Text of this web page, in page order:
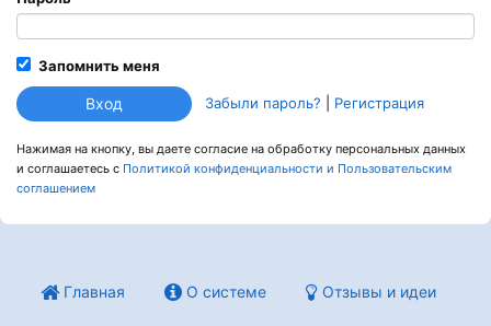
Запомнить меня
Забыли пароль? Регистрация
Нажимая на кнопку, вы даете согласие на обработку персональных данных
и соглашаетесь c Политикой конфиденциальности и Пользовательским
соглашением
Главная О системе Отзывы и идеи